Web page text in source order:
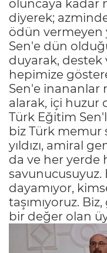
oluncaya kadar
diyerek;
ödün vermeyen
Sen'e dün
duyarak,
hepimize
Sen'e inananlar
alarak, içi huzur
Türk Eğitim
biz Türk memur
yıldızı, amiral
da ve her yerde
savunucusuyuz.
dayamıyor,
taşımıyoruz.
bir değer olan